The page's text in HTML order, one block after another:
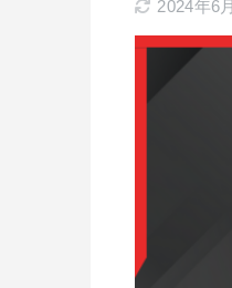
2024年6